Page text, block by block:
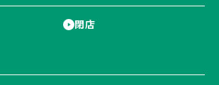
閉店